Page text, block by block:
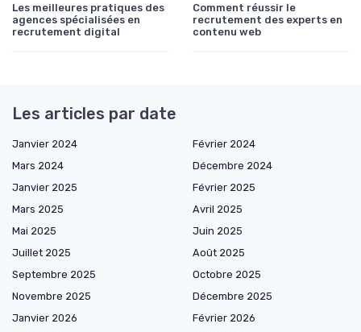
Les meilleures pratiques des
agences spécialisées en
recrutement digital
Comment réussir le
recrutement des experts en
contenu web
Les articles par date
Janvier 2024
Février 2024
Mars 2024
Décembre 2024
Janvier 2025
Février 2025
Mars 2025
Avril 2025
Mai 2025
Juin 2025
Juillet 2025
Août 2025
Septembre 2025
Octobre 2025
Novembre 2025
Décembre 2025
Janvier 2026
Février 2026